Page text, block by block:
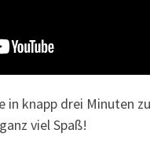
in knapp drei Minuten
viel Spaß!